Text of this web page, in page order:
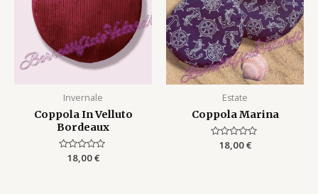
Invernale
Coppola In Velluto
Bordeaux
Rated
18,00€
Estate
Coppola Marina
Rated
18,00€